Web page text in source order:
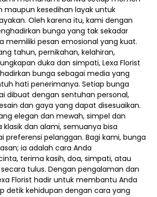
maupun kesedihan layak untuk
Oleh karena itu, kami dengan
bunga yang tak sekadar
memiliki pesan emosional yang kuat.
tahun, pernikahan, kelahiran,
duka dan simpati, Lexa Florist
bunga sebagai media yang
hati penerimanya. Setiap bunga
dibuat dengan sentuhan personal,
dan gaya yang dapat disesuaikan.
elegan dan mewah, simpel dan
klasik dan alami, semuanya bisa
preferensi pelanggan. Bagi kami, bunga
ia adalah cara Anda
terima kasih, doa, simpati, atau
tulus. Dengan pengalaman dan
Florist hadir untuk membantu Anda
detik kehidupan dengan cara yang